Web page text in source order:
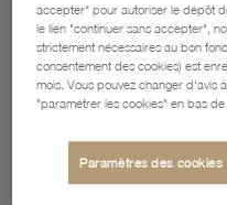
accepter" pour autoriser le dépôt
le lien "continuer sans accepter",
strictement nécessaires au bon
consentement des cookies) est
mois. Vous pouvez changer d'avis
"paramétrer les cookies" en bas
Paramètres des cookies